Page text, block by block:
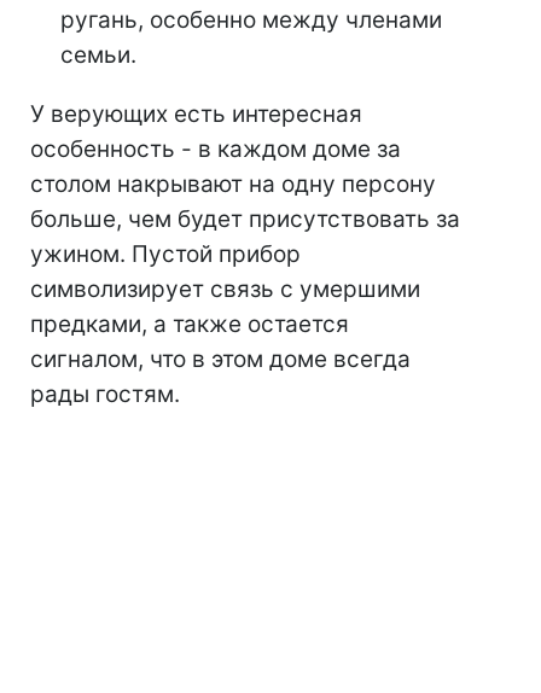
ругань, особенно между членами
семьи.
У верующих есть интересная
особенность - в каждом доме за
столом накрывают на одну персону
больше, чем будет присутствовать за
ужином. Пустой прибор
символизирует связь с умершими
предками, а также остается
сигналом, что в этом доме всегда
рады гостям.